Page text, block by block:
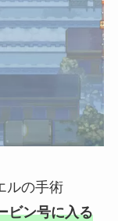
ルの手術
ビン号に入る